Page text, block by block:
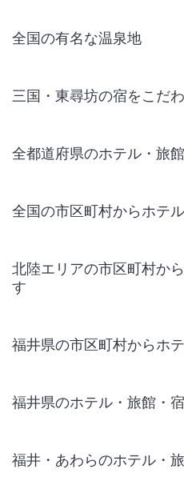
全国の有名な温泉地
三国・東尋坊の宿をこだ
全都道府県のホテル・旅
全国の市区町村からホテ
北陸エリアの市区町村か
す
福井県の市区町村からホ
福井県のホテル・旅館・
福井・あわらのホテル・